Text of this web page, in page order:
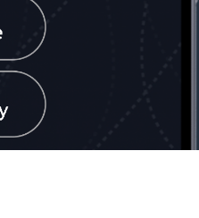
Κοινωνικά Δίκτυα